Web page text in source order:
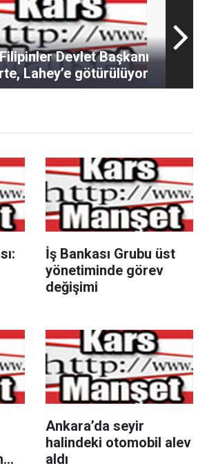
Devlet Başkanı
Lahey’e götürülüyor
İş Bankası Grubu üst
yönetiminde görev
değişimi
Ankara’da seyir
halindeki otomobil alev
aldı